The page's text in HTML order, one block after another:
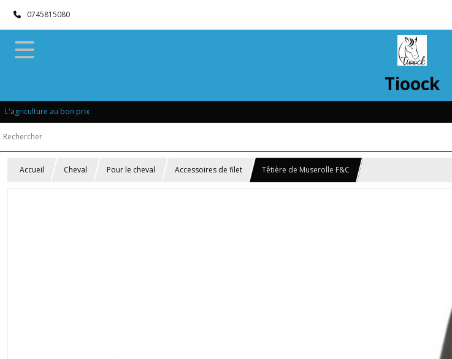
0745815080
Tioock
L'agriculture au bon prix
Accueil Cheval Pour le cheval Accessoires de filet Têtière de Muserolle F&C